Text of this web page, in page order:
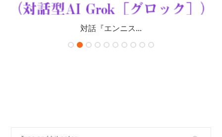
対話『エンニス...